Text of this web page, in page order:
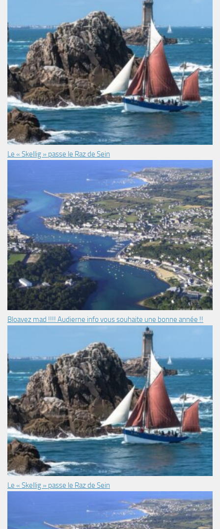
Le « Skellig » passe le Raz de Sein
Bloavez mad !!!! Audierne info vous souhaite une bonne année !!
Le « Skellig » passe le Raz de Sein